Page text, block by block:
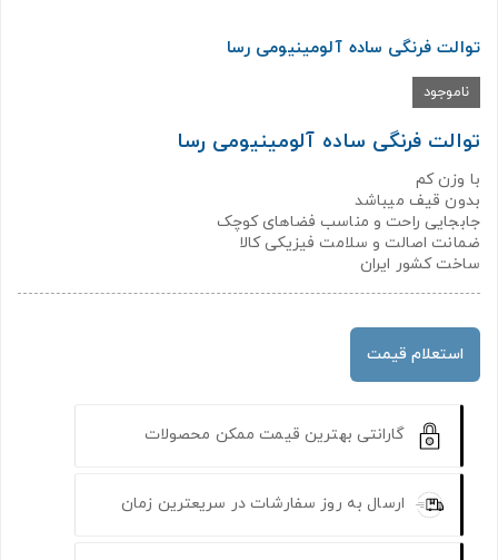
توالت فرنگی ساده آلومینیومی رسا
ناموجود
توالت فرنگی ساده آلومینیومی رسا
با وزن کم
بدون قیف میباشد
جابجایی راحت و مناسب فضاهای کوچک
ضمانت اصالت و سلامت فیزیکی کالا
ساخت کشور ایران
استعلام قیمت
گارانتی بهترین قیمت ممکن محصولات
ارسال به روز سفارشات در سریعترین زمان